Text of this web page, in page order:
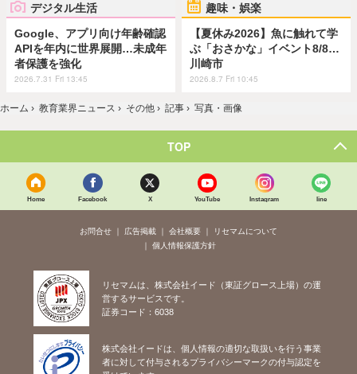
デジタル生活
Google、アプリ向け年齢確認
APIを年内に世界展開…未成年
者保護を強化
2026.7.31 Fri 13:45
趣味・娯楽
【夏休み2026】魚に触れて学
ぶ「おさかな」イベント8/8…
川崎市
2026.8.7 Fri 10:45
ホーム › 教育業界ニュース › その他 › 記事 › 写真・画像
TOP
Home Facebook X YouTube Instagram line
お問合せ 広告掲載 会社概要
リセマムについて
個人情報保護方針
リセマムは、株式会社イード（東証グロース上場）の運
営するサービスです。
証券コード：6038
株式会社イードは、個人情報の適切な取扱いを行う事業
者に対して付与されるプライバシーマークの付与認定を